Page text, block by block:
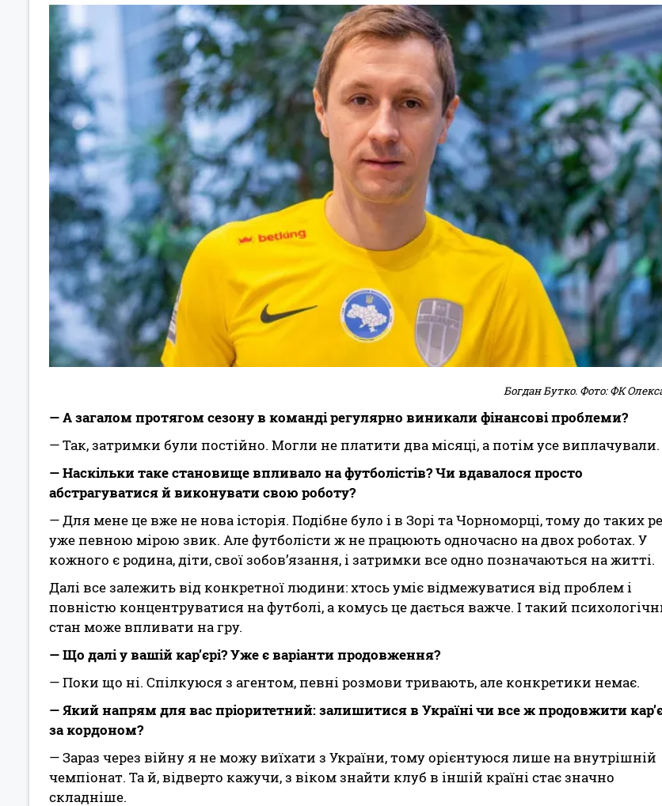
Богдан Бутко. Фото: ФК
— А загалом протягом сезону в команді регулярно виникали фінансові проблеми?
— Так, затримки були постійно. Могли не платити два місяці, а потім усе виплачували.
— Наскільки таке становище впливало на футболістів? Чи вдавалося просто
абстрагуватися й виконувати свою роботу?
— Для мене це вже не нова історія. Подібне було і в Зорі та Чорноморці, тому до таких
уже певною мірою звик. Але футболісти ж не працюють одночасно на двох роботах. У
кожного є родина, діти, свої зобов’язання, і затримки все одно позначаються на житті.
Далі все залежить від конкретної людини: хтось уміє відмежуватися від проблем і
повністю концентруватися на футболі, а комусь це дається важче. І такий
стан може впливати на гру.
— Що далі у вашій кар’єрі? Уже є варіанти продовження?
— Поки що ні. Спілкуюся з агентом, певні розмови тривають, але конкретики немає.
— Який напрям для вас пріоритетний: залишитися в Україні чи все ж продовжити
за кордоном?
— Зараз через війну я не можу виїхати з України, тому орієнтуюся лише на внутрішній
чемпіонат. Та й, відверто кажучи, з віком знайти клуб в іншій країні стає значно
складніше.